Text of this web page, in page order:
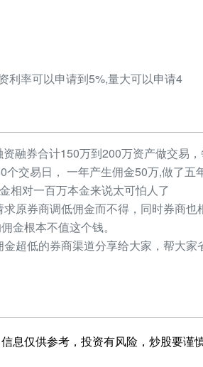
利率可以申请到5%,量大可以申请4
融券合计150万到200万资产做交易
个交易日， 一年产生佣金50万,做了
相对一百万本金来说太可怕人了
原券商调低佣金而不得，同时券商也
金根本不值这个钱。
超低的券商渠道分享给大家，帮大家
息仅供参考，投资有风险，炒股要谨